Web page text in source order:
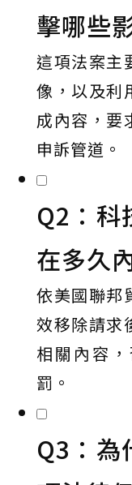
擊哪些
這項法案主
像，以及利
成內容，要
申訴管道。
Q2：科
在多久
依美國聯邦
效移除請求
相關內容
罰。
Q3：為